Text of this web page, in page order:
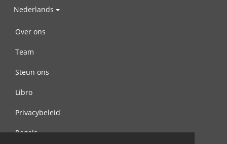
Nederlands
Over ons
Team
Steun ons
Libro
Privacybeleid
Regels